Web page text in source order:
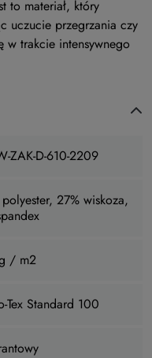
to materiał, który
uczucie przegrzania czy
trakcie intensywnego
ZAK-D-610-2209
27% wiskoza,
/ m2
Tex Standard 100